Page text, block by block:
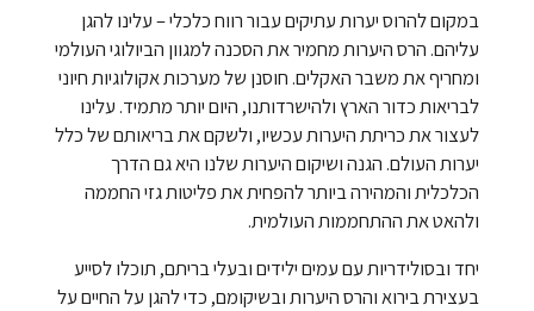
במקום להרוס יערות עתיקים עבור רווח כלכלי – עלינו להגן
עליהם. הרס היערות מחמיר את הסכנה למגוון הביולוגי העולמי
ומחריף את משבר האקלים. חוסנן של מערכות אקולוגיות חיוני
לבריאות כדור הארץ ולהישרדותנו, היום יותר מתמיד. עלינו
לעצור את כריתת היערות עכשיו, ולשקם את בריאותם של כלל
יערות העולם. הגנה ושיקום היערות שלנו היא גם הדרך
הכלכלית והמהירה ביותר להפחית את פליטות גזי החממה
ולהאט את ההתחממות העולמית.
יחד ובסולידריות עם עמים ילידים ובעלי בריתם, תוכלו לסייע
בעצירת בירוא והרס היערות ובשיקומם, כדי להגן על החיים על